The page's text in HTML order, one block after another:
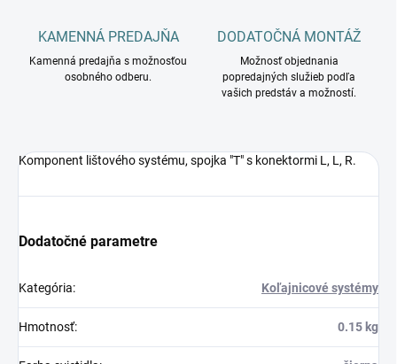
KAMENNÁ PREDAJŇA
Kamenná predajňa s možnosťou
osobného odberu.
DODATOČNÁ MONTÁŽ
Možnosť objednania
popredajných služieb podľa
vašich predstáv a možností.
Komponent lištového systému, spojka "T" s konektormi L, L, R.
Dodatočné parametre
Kategória: Koľajnicové systémy
Hmotnosť: 0.15 kg